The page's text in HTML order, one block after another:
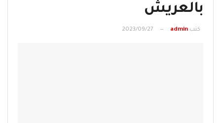
بالعريش
كتب admin
2023/09/27